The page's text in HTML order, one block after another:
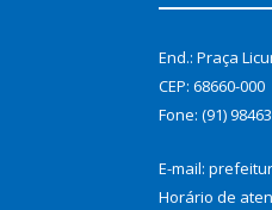
End.: Praça
CEP: 68660-000
Fone: (91)
E-mail:
Horário de